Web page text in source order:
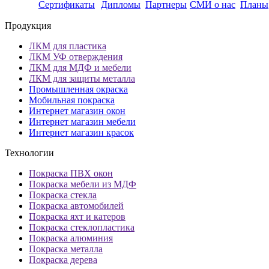
Сертификаты
Дипломы Партнеры СМИ о нас Планы
Продукция
ЛКМ для пластика
ЛКМ УФ отверждения
ЛКМ для МДФ и мебели
ЛКМ для защиты металла
Промышленная окраска
Мобильная покраска
Интернет магазин окон
Интернет магазин мебели
Интернет магазин красок
Технологии
Покраска ПВХ окон
Покраска мебели из МДФ
Покраска стекла
Покраска автомобилей
Покраска яхт и катеров
Покраска стеклопластика
Покраска алюминия
Покраска металла
Покраска дерева